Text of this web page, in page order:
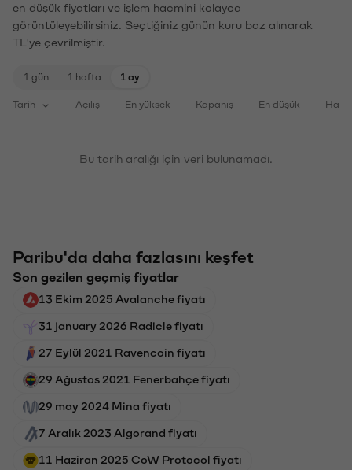
en düşük fiyatları ve işlem hacmini kolayca
görüntüleyebilirsiniz. Seçtiğiniz günün kuru baz alınarak
TL'ye çevrilmiştir.
1 gün 1 hafta 1 ay
Tarih Açılış En yüksek Kapanış En düşük
Bu tarih aralığı için veri bulunamadı.
Paribu'da daha fazlasını keşfet
Son gezilen geçmiş fiyatlar
13 Ekim 2025 Avalanche fiyatı
31 january 2026 Radicle fiyatı
27 Eylül 2021 Ravencoin fiyatı
29 Ağustos 2021 Fenerbahçe fiyatı
29 may 2024 Mina fiyatı
7 Aralık 2023 Algorand fiyatı
11 Haziran 2025 CoW Protocol fiyatı